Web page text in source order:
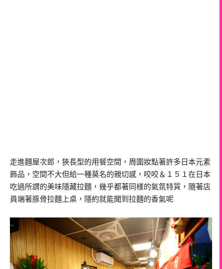
走進麵屋次郎，狹長型的用餐空間，周圍妝點著許多日本元素
飾品，空間不大但給一種莫名的親切感，咬咬＆１５１在日本
吃過所謂的美味隱藏拉麵，幾乎都著同樣的氣氛特質，隨著店
員端著豚骨拉麵上桌，隱約就能聞到拉麵的香氣呢